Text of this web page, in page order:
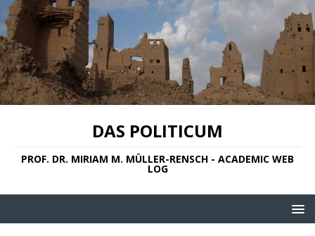
DAS POLITICUM
PROF. DR. MIRIAM M. MÜLLER-RENSCH - ACADEMIC WEB
LOG